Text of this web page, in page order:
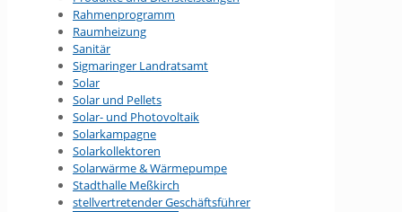
Rahmenprogramm
Raumheizung
Sanitär
Sigmaringer Landratsamt
Solar
Solar und Pellets
Solar- und Photovoltaik
Solarkampagne
Solarkollektoren
Solarwärme & Wärmepumpe
Stadthalle Meßkirch
stellvertretender Geschäftsführer